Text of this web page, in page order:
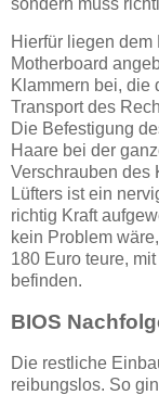
Hierfür liegen
Motherboard
Klammern bei, die
Transport des
Die Befestigung
Haare bei der
Verschrauben des
Lüfters ist ein
richtig Kraft
kein Problem
180 Euro teure,
befinden.
BIOS
Die restliche
reibungslos. So